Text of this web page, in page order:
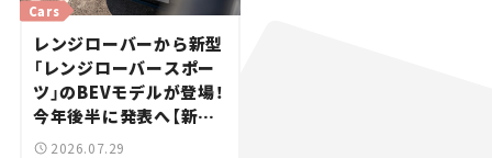
Cars
レンジローバーから新型
「レンジローバースポー
ツ」のBEVモデルが登場！
今年後半に発表へ【新車
ニュース】
2026.07.29